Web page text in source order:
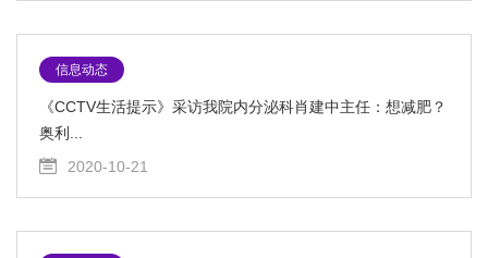
信息动态
《CCTV生活提示》采访我院内分泌科肖建中主任：想减肥？
奥利...
2020-10-21